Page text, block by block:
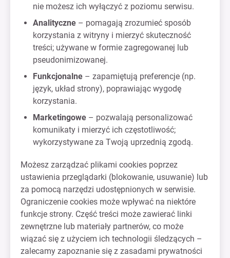
nie możesz ich wyłączyć z poziomu serwisu.
Analityczne – pomagają zrozumieć sposób
korzystania z witryny i mierzyć skuteczność
treści; używane w formie zagregowanej lub
pseudonimizowanej.
Funkcjonalne – zapamiętują preferencje (np.
język, układ strony), poprawiając wygodę
korzystania.
Marketingowe – pozwalają personalizować
komunikaty i mierzyć ich częstotliwość;
wykorzystywane za Twoją uprzednią zgodą.
Możesz zarządzać plikami cookies poprzez
ustawienia przeglądarki (blokowanie, usuwanie) lub
za pomocą narzędzi udostępnionych w serwisie.
Ograniczenie cookies może wpływać na niektóre
funkcje strony. Część treści może zawierać linki
zewnętrzne lub materiały partnerów, co może
wiązać się z użyciem ich technologii śledzących –
zalecamy zapoznanie się z zasadami prywatności